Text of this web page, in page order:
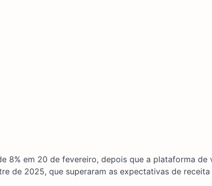
8% em 20 de fevereiro, depois que a plataforma de
de 2025, que superaram as expectativas de receita